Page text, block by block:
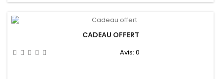
CADEAU OFFERT
Avis: 0